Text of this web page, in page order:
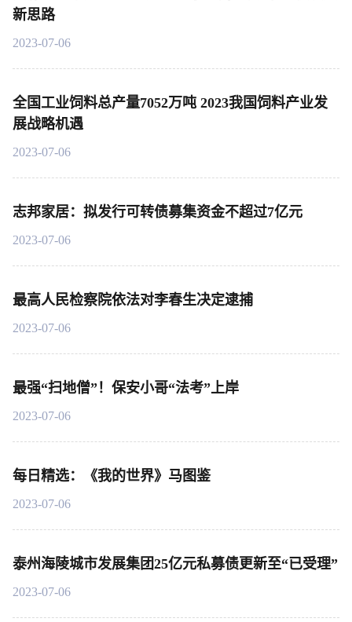
新思路
2023-07-06
全国工业饲料总产量7052万吨 2023我国饲料产业发
展战略机遇
2023-07-06
志邦家居：拟发行可转债募集资金不超过7亿元
2023-07-06
最高人民检察院依法对李春生决定逮捕
2023-07-06
最强“扫地僧”！保安小哥“法考”上岸
2023-07-06
每日精选：《我的世界》马图鉴
2023-07-06
泰州海陵城市发展集团25亿元私募债更新至“已受理”
2023-07-06